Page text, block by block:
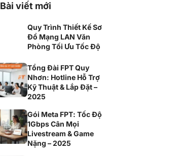
Bài viết mới
Quy Trình Thiết Kế Sơ
Đồ Mạng LAN Văn
Phòng Tối Ưu Tốc Độ
Tổng Đài FPT Quy
Nhơn: Hotline Hỗ Trợ
Kỹ Thuật & Lắp Đặt –
2025
Gói Meta FPT: Tốc Độ
1Gbps Cân Mọi
Livestream & Game
Nặng – 2025